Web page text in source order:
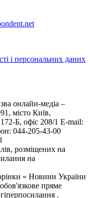
і персональних даних
онлайн-медіа –
місто Київ,
Б, офіс 208/1 E-mail:
044-205-43-00
розміщених на
на
« Новини України
пряме
.